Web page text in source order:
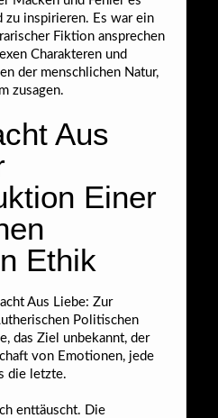
zu inspirieren. Es war ein
Fiktion ansprechen
Charakteren und
der menschlichen Natur,
zusagen.
Aus
Einer
Ethik
Aus Liebe: Zur
Politischen
das Ziel unbekannt, der
von Emotionen, jede
die letzte.
enttäuscht. Die